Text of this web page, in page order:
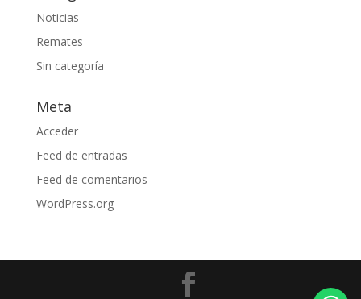
Noticias
Remates
Sin categoría
Meta
Acceder
Feed de entradas
Feed de comentarios
WordPress.org